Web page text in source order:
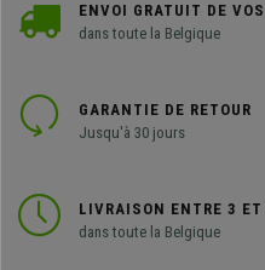
ENVOI GRATUIT DE
dans toute la Belgique
GARANTIE DE RETOUR
Jusqu'à 30 jours
LIVRAISON ENTRE 3 ET
dans toute la Belgique